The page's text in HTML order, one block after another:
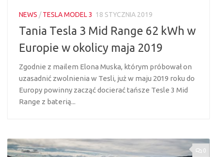
NEWS /TESLA MODEL 3 18 STYCZNIA 2019
Tania Tesla 3 Mid Range 62 kWh w
Europie w okolicy maja 2019
Zgodnie z mailem Elona Muska, którym próbował on
uzasadnić zwolnienia w Tesli, już w maju 2019 roku do
Europy powinny zacząć docierać tańsze Tesle 3 Mid
Range z baterią...
0